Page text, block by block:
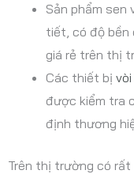
Sản phẩm sen
tiết, có độ bền
giá rẻ trên thị
Các thiết bị
được kiểm tra
định thương
Trên thị trường có